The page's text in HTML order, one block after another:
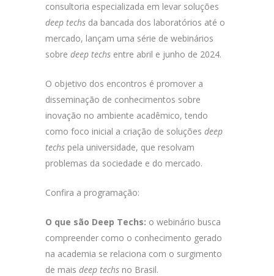
consultoria especializada em levar soluções
deep techs da bancada dos laboratórios até o
mercado, lançam uma série de webinários
sobre deep techs entre abril e junho de 2024.
O objetivo dos encontros é promover a
disseminação de conhecimentos sobre
inovação no ambiente acadêmico, tendo
como foco inicial a criação de soluções deep
techs pela universidade, que resolvam
problemas da sociedade e do mercado.
Confira a programação:
O que são Deep Techs: o webinário busca
compreender como o conhecimento gerado
na academia se relaciona com o surgimento
de mais deep techs no Brasil.